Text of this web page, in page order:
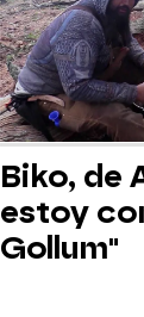
Biko, de
estoy
Gollum"